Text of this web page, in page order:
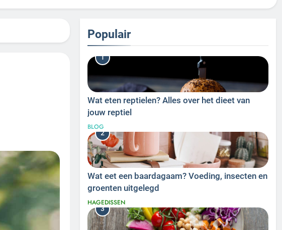
Populair
1
Wat eten reptielen? Alles over het dieet van
jouw reptiel
BLOG
2
Wat eet een baardagaam? Voeding, insecten en
groenten uitgelegd
HAGEDISSEN
3